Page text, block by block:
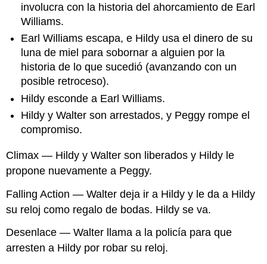
involucra con la historia del ahorcamiento de Earl
Williams.
Earl Williams escapa, e Hildy usa el dinero de su
luna de miel para sobornar a alguien por la
historia de lo que sucedió (avanzando con un
posible retroceso).
Hildy esconde a Earl Williams.
Hildy y Walter son arrestados, y Peggy rompe el
compromiso.
Climax — Hildy y Walter son liberados y Hildy le
propone nuevamente a Peggy.
Falling Action — Walter deja ir a Hildy y le da a Hildy
su reloj como regalo de bodas. Hildy se va.
Desenlace — Walter llama a la policía para que
arresten a Hildy por robar su reloj.